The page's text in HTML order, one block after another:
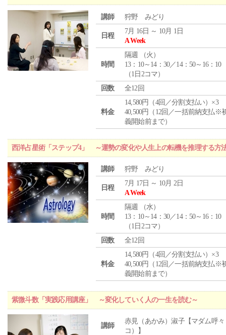
講師 狩野 みどり
日程
7月 16日 ～ 10月 1日
A Week
時間
隔週 （火 ）
13：10～14：30／14：50～16：10
（1日2コマ）
回数
全12回
料金
14,580円（4回／分割支払い）×3
40,500円（12回／一括前納支払※
義開始前まで）
西洋占星術「ステップ4」 ～運勢の変化や人生上の転機を推理する方
講師 狩野 みどり
日程
7月 17日 ～ 10月 2日
A Week
時間
隔週 （水）
13：10～14：30／14：50～16：10
（1日2コマ）
回数
全12回
料金
14,580円（4回／分割支払い）×3
40,500円（12回／一括前納支払※
義開始前まで）
紫微斗数「実践応用講座」 ～変化していく人の一生を読む～
講師
赤見（あかみ）淑子【マダム呼々
コ）】